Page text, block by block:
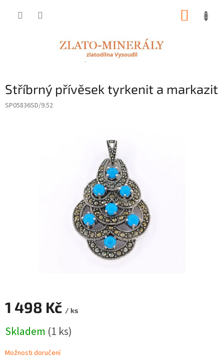
Stříbrný přívěsek tyrkenit a markazit
SP05836SD/9.52
1 498 Kč / ks
cena:
Skladem (1 ks)
Možnosti doručení